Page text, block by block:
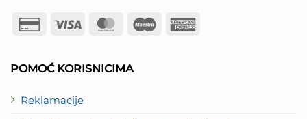
POMOĆ KORISNICIMA
Reklamacije
Credit
Visa MasterCard
Maestro